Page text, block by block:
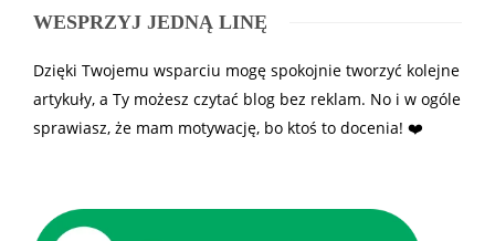
WESPRZYJ JEDNĄ LINĘ
Dzięki Twojemu wsparciu mogę spokojnie tworzyć kolejne
artykuły, a Ty możesz czytać blog bez reklam. No i w ogóle
sprawiasz, że mam motywację, bo ktoś to docenia! ❤️